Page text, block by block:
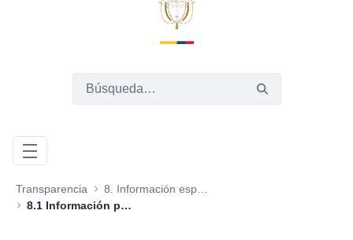
Transparencia
8. Información específica para Grupos de Interés
8.1 Información para mujeres